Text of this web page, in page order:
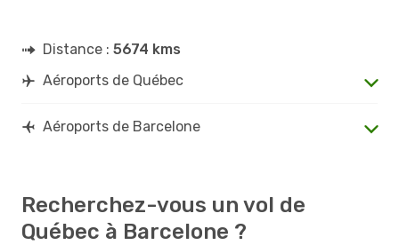
Distance : 5674 kms
Aéroports de Québec
Aéroports de Barcelone
Recherchez-vous un vol de
Québec à Barcelone ?